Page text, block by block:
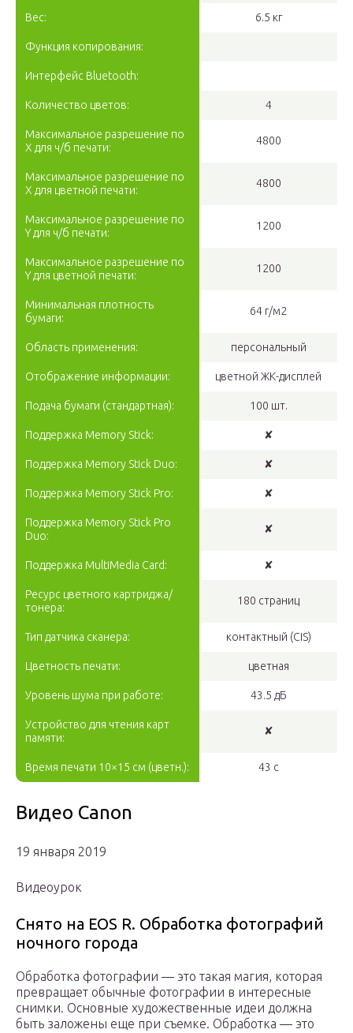
Вес: 6.5 кг
Функция копирования:
Интерфейс Bluetooth:
Количество цветов: 4
Максимальное разрешение по
X для ч/б печати:
4800
Максимальное разрешение по
X для цветной печати:
4800
Максимальное разрешение по
Y для ч/б печати:
1200
Максимальное разрешение по
Y для цветной печати:
1200
Минимальная плотность
бумаги:
64 г/м2
Область применения: персональный
Отображение информации: цветной ЖК-дисплей
Подача бумаги (стандартная): 100 шт.
Поддержка Memory Stick: ✘
Поддержка Memory Stick Duo: ✘
Поддержка Memory Stick Pro: ✘
Поддержка Memory Stick Pro
Duo:
✘
Поддержка MultiMedia Card: ✘
Ресурс цветного картриджа/
тонера:
180 страниц
Тип датчика сканера: контактный (CIS)
Цветность печати: цветная
Уровень шума при работе: 43.5 дБ
Устройство для чтения карт
памяти:
✘
Время печати 10×15 см (цветн.): 43 с
Видео Canon
19 января 2019
Видеоурок
Снято на EOS R. Обработка фотографий
ночного города
Обработка фотографии — это такая магия, которая
превращает обычные фотографии в интересные
снимки. Основные художественные идеи должна
быть заложены еще при съемке. Обработка — это